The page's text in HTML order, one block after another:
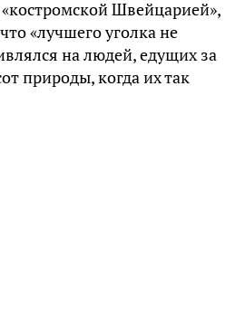
на лугу, за прудом или в
участие гости Щелыкова,
и прислуга.
неизменно пользовались